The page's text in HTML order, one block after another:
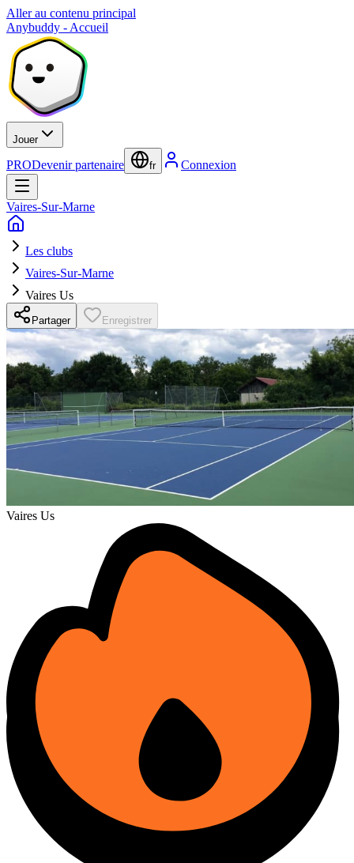
Aller au contenu principal
Anybuddy - Accueil
Jouer
PRODevenir partenaire fr Connexion
Vaires-Sur-Marne
Les clubs
Vaires-Sur-Marne
Vaires Us
Partager Enregistrer
Vaires Us